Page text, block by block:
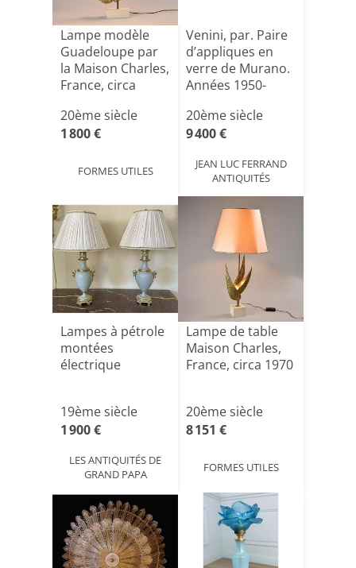
Lampe modèle
Guadeloupe par
la Maison Charles,
France, circa
20ème siècle
1 800 €
FORMES UTILES
Venini, par. Paire
d’appliques en
verre de Murano.
Années 1950-
20ème siècle
9 400 €
JEAN LUC FERRAND
ANTIQUITÉS
Lampes à pétrole
montées
électrique
19ème siècle
1 900 €
LES ANTIQUITÉS DE
GRAND PAPA
Lampe de table
Maison Charles,
France, circa 1970
20ème siècle
8 151 €
FORMES UTILES